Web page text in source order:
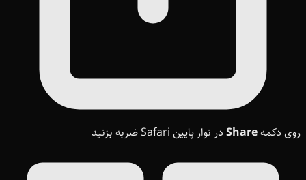
روی دکمهShare در نوار پایین Safari ضربه بزنید